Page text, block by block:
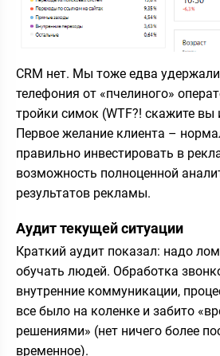
CRM нет. Мы тоже едва
телефония от «пчелиного»
тройки симок (WTF?! скажите вы
Первое желание клиента –
правильно инвестировать в
возможность полноценной
результатов рекламы.
Аудит текущей ситуации
Краткий аудит показал: надо
обучать людей. Обработка
внутренние коммуникации,
все было на коленке и забито
решениями» (нет ничего более
временное).